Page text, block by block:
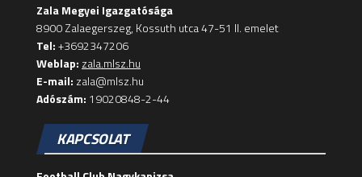
Zala Megyei Igazgatósága
8900 Zalaegerszeg, Kossuth utca 47-51 II. emelet
Tel:+3692347206
Weblap: zala.mlsz.hu
E-mail: zala@mlsz.hu
Adószám: 19020848-2-44
KAPCSOLAT